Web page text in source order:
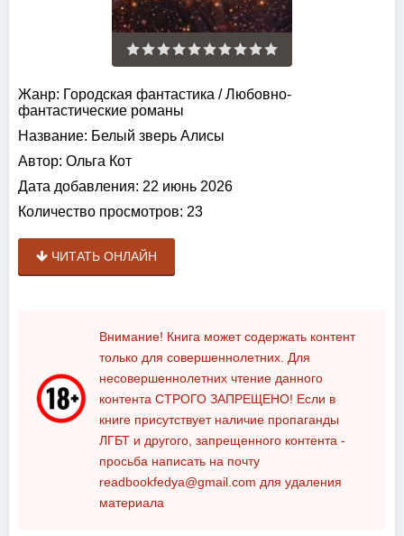
Жанр: Городская фантастика /Любовно-
фантастические романы
Название: Белый зверь Алисы
Автор: Ольга Кот
Дата добавления: 22 июнь 2026
Количество просмотров: 23
ЧИТАТЬ ОНЛАЙН
Внимание! Книга может содержать контент
только для совершеннолетних. Для
несовершеннолетних чтение данного
контента СТРОГО ЗАПРЕЩЕНО! Если в
книге присутствует наличие пропаганды
ЛГБТ и другого, запрещенного контента -
просьба написать на почту
readbookfedya@gmail.com для удаления
материала